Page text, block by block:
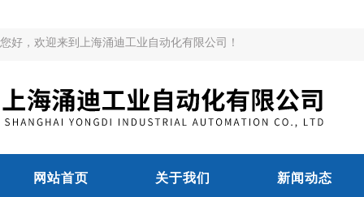
您好，欢迎来到上海涌迪工业自动化有限公司！
网站首页 关于我们 新闻动态